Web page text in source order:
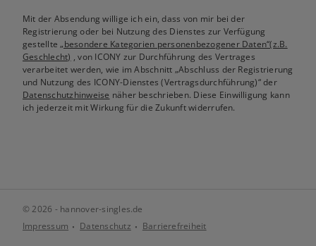
Mit der Absendung willige ich ein, dass von mir bei der
Registrierung oder bei Nutzung des Dienstes zur Verfügung
gestellte„besondere Kategorien personenbezogener Daten“(z.B.
Geschlecht) , von ICONY zur Durchführung des Vertrages
verarbeitet werden, wie im Abschnitt „Abschluss der Registrierung
und Nutzung des ICONY-Dienstes (Vertragsdurchführung)“ der
Datenschutzhinweise näher beschrieben. Diese Einwilligung kann
ich jederzeit mit Wirkung für die Zukunft widerrufen.
© 2026 - hannover-singles.de
Impressum
Datenschutz Barrierefreiheit